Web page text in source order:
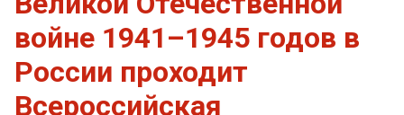
войне 1941–1945 годов в
России проходит
Всероссийская